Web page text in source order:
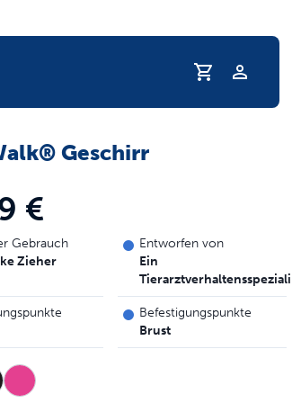
Ihres Haustieres
Geschirr
€
Gebrauch
Zieher
Entworfen von
Ein
Tierarztverhaltensspezialist
Befestigungspunkte
Brust